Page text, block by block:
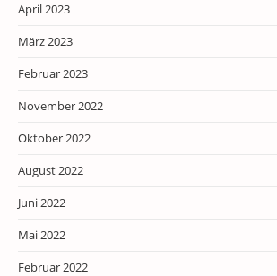
April 2023
März 2023
Februar 2023
November 2022
Oktober 2022
August 2022
Juni 2022
Mai 2022
Februar 2022